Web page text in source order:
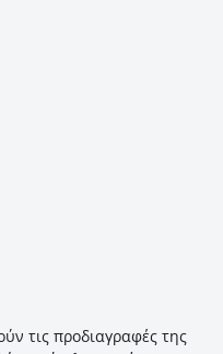
τις προδιαγραφές της